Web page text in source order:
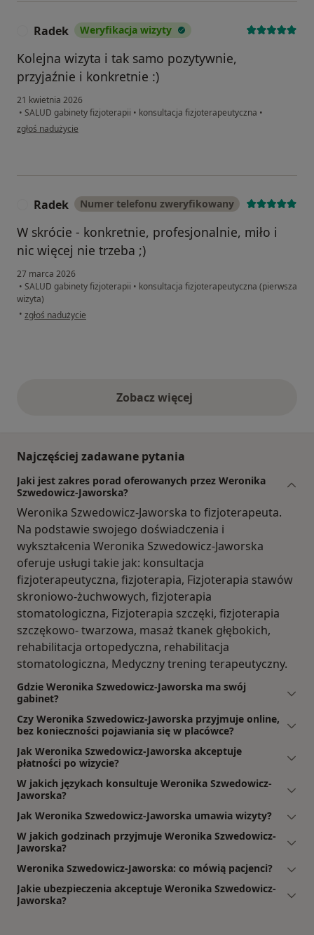
Radek Weryfikacja wizyty
Kolejna wizyta i tak samo pozytywnie,
przyjaźnie i konkretnie :)
21 kwietnia 2026
• SALUD gabinety fizjoterapii • konsultacja fizjoterapeutyczna •
w opinii użytkownika Radek
zgłoś nadużycie
Radek Numer telefonu zweryfikowany
W skrócie - konkretnie, profesjonalnie, miło i
nic więcej nie trzeba ;)
27 marca 2026
• SALUD gabinety fizjoterapii • konsultacja fizjoterapeutyczna (pierwsza
wizyta)
• w opinii użytkownika Radek
zgłoś nadużycie
Zobacz więcejopinie powyżej
Najczęściej zadawane pytania
Jaki jest zakres porad oferowanych przez Weronika
Szwedowicz-Jaworska?
Weronika Szwedowicz-Jaworska to fizjoterapeuta.
Na podstawie swojego doświadczenia i
wykształcenia Weronika Szwedowicz-Jaworska
oferuje usługi takie jak: konsultacja
fizjoterapeutyczna, fizjoterapia, Fizjoterapia stawów
skroniowo-żuchwowych, fizjoterapia
stomatologiczna, Fizjoterapia szczęki, fizjoterapia
szczękowo- twarzowa, masaż tkanek głębokich,
rehabilitacja ortopedyczna, rehabilitacja
stomatologiczna, Medyczny trening terapeutyczny.
Gdzie Weronika Szwedowicz-Jaworska ma swój
gabinet?
Czy Weronika Szwedowicz-Jaworska przyjmuje online,
bez konieczności pojawiania się w placówce?
Jak Weronika Szwedowicz-Jaworska akceptuje
płatności po wizycie?
W jakich językach konsultuje Weronika Szwedowicz-
Jaworska?
Jak Weronika Szwedowicz-Jaworska umawia wizyty?
W jakich godzinach przyjmuje Weronika Szwedowicz-
Jaworska?
Weronika Szwedowicz-Jaworska: co mówią pacjenci?
Jakie ubezpieczenia akceptuje Weronika Szwedowicz-
Jaworska?